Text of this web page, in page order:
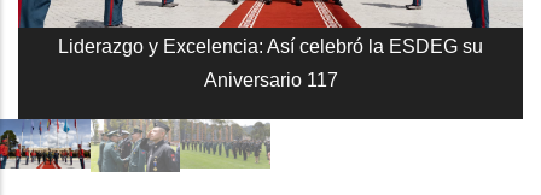
Liderazgo y Excelencia: Así celebró la ESDEG su
Aniversario 117